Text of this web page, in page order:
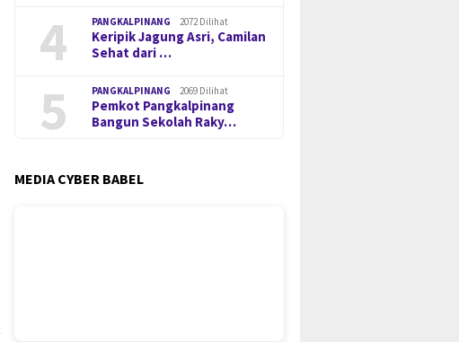
4 PANGKALPINANG 2072 Dilihat
Keripik Jagung Asri, Camilan
Sehat dari …
5 PANGKALPINANG 2069 Dilihat
Pemkot Pangkalpinang
Bangun Sekolah Raky…
MEDIA CYBER BABEL